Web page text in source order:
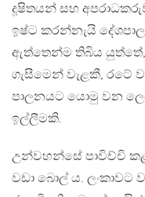
දූෂිතයන් සහ
ඉෂ්ට කරන්නැයි
ඇත්තෙන්ම තිබිය
ගැසීමෙන් වැළකී, රටේ
පාලනයට යොමු වන
ඉල්ලීමකි.
උන්වහන්සේ පාවිච්චි
වඩා බොල් ය. ලංකාවට